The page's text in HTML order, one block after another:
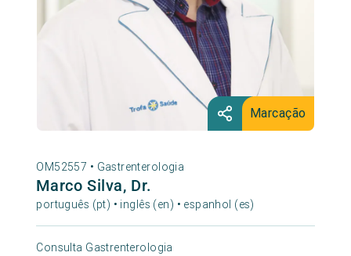
Marcação
OM52557 • Gastrenterologia
Marco Silva, Dr.
português (pt) • inglês (en) • espanhol (es)
Consulta Gastrenterologia